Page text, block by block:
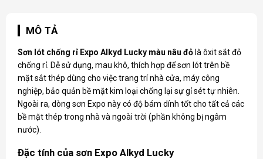
MÔ TẢ
Sơn lót chống rỉ Expo Alkyd Lucky màu nâu đỏlà ôxit sắt đỏ
chống rỉ. Dễ sử dụng, mau khô, thích hợp để sơn lót trên bề
mặt sắt thép dùng cho việc trang trí nhà cửa, máy công
nghiệp, bảo quản bề mặt kim loại chống lại sự gỉ sét tự nhiên.
Ngoài ra, dòng sơn Expo này có độ bám dính tốt cho tất cả các
bề mặt thép trong nhà và ngoài trời (phần không bị ngâm
nước).
Đặc tính của sơn Expo Alkyd Lucky